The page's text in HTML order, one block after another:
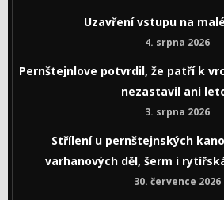
Uzavření vstupu na
4. srpna 2026
Pernštejnlove potvrdil, že patří k
nezastavil ani
3. srpna 2026
Střílení u pernštejnských
varhanových děl, šerm i
30. července 2026